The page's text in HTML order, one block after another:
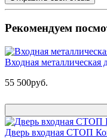
Рекомендуем
Входная металлическая
55 500руб.
Дверь входная СТОП